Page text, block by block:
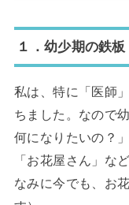
１．幼少期の鉄
私は、特に「医師
ちました。なので
何になりたいの？
「お花屋さん」な
なみに今でも、お